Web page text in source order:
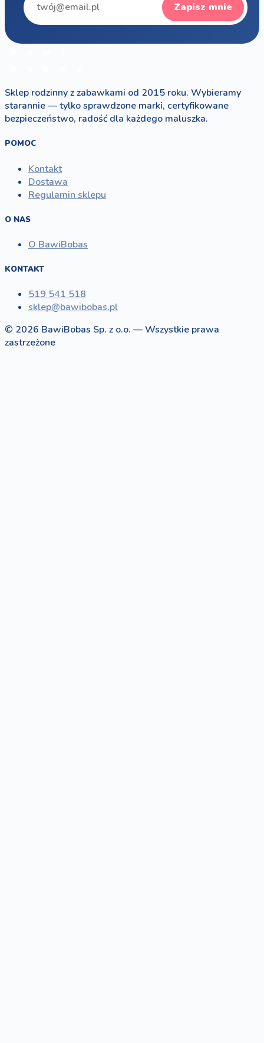
Zapisz mnie
Sklep rodzinny z zabawkami od 2015 roku. Wybieramy
starannie — tylko sprawdzone marki, certyfikowane
bezpieczeństwo, radość dla każdego maluszka.
POMOC
Kontakt
Dostawa
Regulamin sklepu
O NAS
O BawiBobas
KONTAKT
519 541 518
sklep@bawibobas.pl
© 2026 BawiBobas Sp. z o.o. — Wszystkie prawa
zastrzeżone